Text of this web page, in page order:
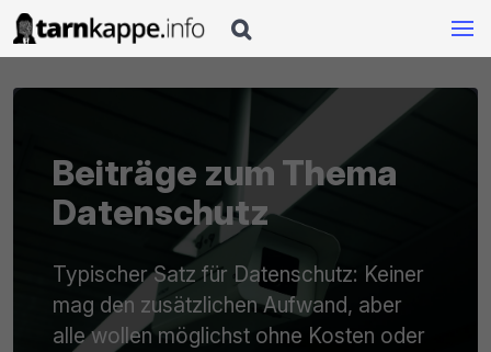

Beiträge zum Thema
Datenschutz
Typischer Satz für Datenschutz: Keiner
mag den zusätzlichen Aufwand, aber
alle wollen möglichst ohne Kosten oder